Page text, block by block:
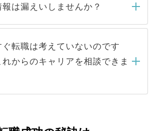
到を避けるため 人気のある医療機
してしまうと、応募が殺到する場
機関が求める条件に合った人材の
紹介会社に依頼するケースが増え
、仮に応募先から内定をいただい
する必要はありません。内定先へ
連絡はキャリアパートナーが行い
は漏えいしませんか？
が漏えいすることはありませんの
心ください。当サイトからの登録
集したご登録者様の個人情報は、
キャリアアップおよび転職活動の
的に使用いたします。お預かりし
べての個人データはご本人の許可
ぐ転職は考えていないのです
れからのキャリアを相談できま
て、現在の医療機関の状況や紹介